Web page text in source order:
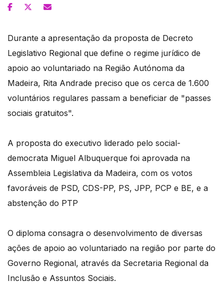
Durante a apresentação da proposta de Decreto
Legislativo Regional que define o regime jurídico de
apoio ao voluntariado na Região Autónoma da
Madeira, Rita Andrade preciso que os cerca de 1.600
voluntários regulares passam a beneficiar de "passes
sociais gratuitos".
A proposta do executivo liderado pelo social-
democrata Miguel Albuquerque foi aprovada na
Assembleia Legislativa da Madeira, com os votos
favoráveis de PSD, CDS-PP, PS, JPP, PCP e BE, e a
abstenção do PTP
O diploma consagra o desenvolvimento de diversas
ações de apoio ao voluntariado na região por parte do
Governo Regional, através da Secretaria Regional da
Inclusão e Assuntos Sociais.